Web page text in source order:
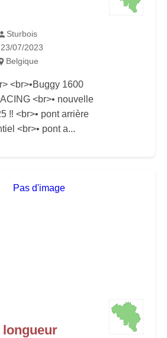
Sturbois
23/07/2023
Belgique
<br>•Buggy 1600
<br>• nouvelle
‼️ <br>• pont arrière
<br>• pont a...